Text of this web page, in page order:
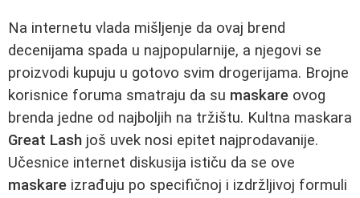
Na internetu vlada mišljenje da ovaj brend
decenijama spada u najpopularnije, a njegovi se
proizvodi kupuju u gotovo svim drogerijama. Brojne
korisnice foruma smatraju da su maskare ovog
brenda jedne od najboljih na tržištu. Kultna maskara
Great Lash još uvek nosi epitet najprodavanije.
Učesnice internet diskusija ističu da se ove
maskare izrađuju po specifičnoj i izdržljivoj formuli